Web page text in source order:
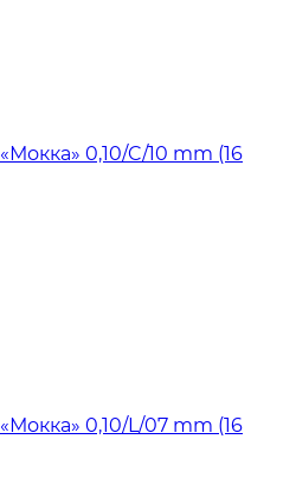
0,10/C/10 mm (16
0,10/L/07 mm (16